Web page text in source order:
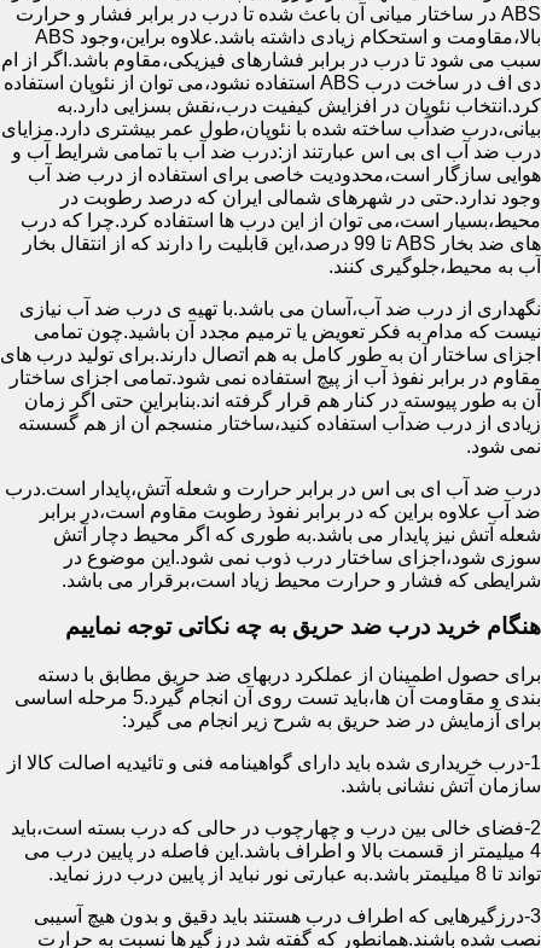
ABS در ساختار میانی آن باعث شده تا درب در برابر فشار و حرارت
بالا،مقاومت و استحکام زیادی داشته باشد.علاوه براین،وجود ABS
سبب می شود تا درب در برابر فشارهای فیزیکی،مقاوم باشد.اگر از ام
دی اف در ساخت درب ABS استفاده نشود،می توان از نئوپان استفاده
کرد.انتخاب نئوپان در افزایش کیفیت درب،نقش بسزایی دارد.به
بیانی،درب ضدآب ساخته شده با نئوپان،طول عمر بیشتری دارد.مزایای
درب ضد آب ای بی اس عبارتند از:درب ضد آب با تمامی شرایط آب و
هوایی سازگار است،محدودیت خاصی برای استفاده از درب ضد آب
وجود ندارد.حتی در شهرهای شمالی ایران که درصد رطوبت در
محیط،بسیار است،می توان از این درب ها استفاده کرد.چرا که درب
های ضد بخار ABS تا 99 درصد،این قابلیت را دارند که از انتقال بخار
آب به محیط،جلوگیری کنند.
نگهداری از درب ضد آب،آسان می باشد.با تهیه ی درب ضد آب نیازی
نیست که مدام به فکر تعویض یا ترمیم مجدد آن باشید.چون تمامی
اجزای ساختار آن به طور کامل به هم اتصال دارند.برای تولید درب های
مقاوم در برابر نفوذ آب از پیچ استفاده نمی شود.تمامی اجزای ساختار
آن به طور پیوسته در کنار هم قرار گرفته اند.بنابراین حتی اگر زمان
زیادی از درب ضدآب استفاده کنید،ساختار منسجم آن از هم گسسته
نمی شود.
درب ضد آب ای بی اس در برابر حرارت و شعله آتش،پایدار است.درب
ضد آب علاوه براین که در برابر نفوذ رطوبت مقاوم است،در برابر
شعله آتش نیز پایدار می باشد.به طوری که اگر محیط دچار آتش
سوزی شود،اجزای ساختار درب ذوب نمی شود.این موضوع در
شرایطی که فشار و حرارت محیط زیاد است،برقرار می باشد.
هنگام خرید درب ضد حریق به چه نکاتی توجه نماییم
برای حصول اطمینان از عملکرد دربهای ضد حریق مطابق با دسته
بندی و مقاومت آن ها،باید تست روی آن انجام گیرد.5 مرحله اساسی
برای آزمایش در ضد حریق به شرح زیر انجام می گیرد:
1-درب خریداری شده باید دارای گواهینامه فنی و تائیدیه اصالت کالا از
سازمان آتش نشانی باشد.
2-فضای خالی بین درب و چهارچوب در حالی که درب بسته است،باید
4 میلیمتر از قسمت بالا و اطراف باشد.این فاصله در پایین درب می
تواند تا 8 میلیمتر باشد.به عبارتی نور نباید از پایین درب درز نماید.
3-درزگیرهایی که اطراف درب هستند باید دقیق و بدون هیچ آسیبی
نصب شده باشند.همانطور که گفته شد درزگیرها نسبت به حرارت